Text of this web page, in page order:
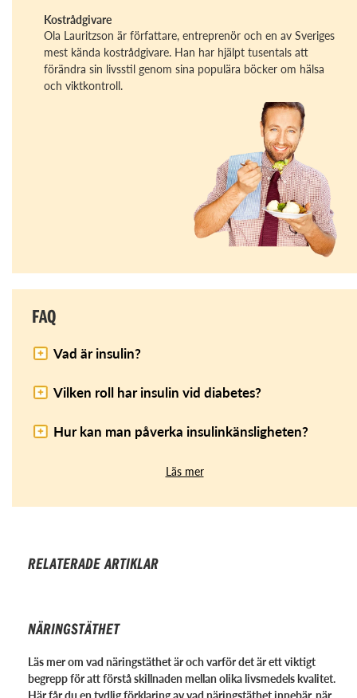
Kostrådgivare
Ola Lauritzson är författare, entreprenör och en av Sveriges
mest kända kostrådgivare. Han har hjälpt tusentals att
förändra sin livsstil genom sina populära böcker om hälsa
och viktkontroll.
FAQ
Vad är insulin?
Vilken roll har insulin vid diabetes?
Hur kan man påverka insulinkänsligheten?
Läs mer
RELATERADE ARTIKLAR
NÄRINGSTÄTHET
Läs mer om vad näringstäthet är och varför det är ett viktigt
begrepp för att förstå skillnaden mellan olika livsmedels kvalitet.
Här får du en tydlig förklaring av vad näringstäthet innebär, när